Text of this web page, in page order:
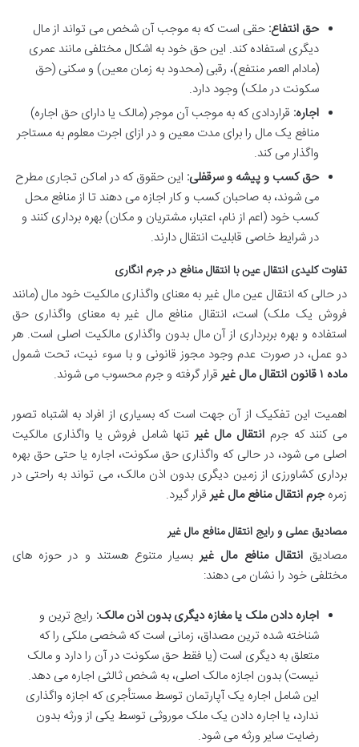
حق انتفاع: حقی است که به موجب آن شخص می تواند از مال
دیگری استفاده کند. این حق خود به اشکال مختلفی مانند عمری
(مادام العمر منتفع)، رقبی (محدود به زمان معین) و سکنی (حق
سکونت در ملک) وجود دارد.
اجاره: قراردادی که به موجب آن موجر (مالک یا دارای حق اجاره)
منافع یک مال را برای مدت معین و در ازای اجرت معلوم به مستاجر
واگذار می کند.
حق کسب و پیشه و سرقفلی: این حقوق که در اماکن تجاری مطرح
می شوند، به صاحبان کسب و کار اجازه می دهند تا از منافع محل
کسب خود (اعم از نام، اعتبار، مشتریان و مکان) بهره برداری کنند و
در شرایط خاصی قابلیت انتقال دارند.
تفاوت کلیدی انتقال عین با انتقال منافع در جرم انگاری
در حالی که انتقال عین مال غیر به معنای واگذاری مالکیت خود مال (مانند
فروش یک ملک) است، انتقال منافع مال غیر به معنای واگذاری حق
استفاده و بهره بربرداری از آن مال بدون واگذاری مالکیت اصلی است. هر
دو عمل، در صورت عدم وجود مجوز قانونی و با سوء نیت، تحت شمول
ماده ۱ قانون انتقال مال غیر
قرار گرفته و جرم محسوب می شوند.
اهمیت این تفکیک از آن جهت است که بسیاری از افراد به اشتباه تصور
می کنند که جرم انتقال مال غیر تنها شامل فروش یا واگذاری مالکیت
اصلی می شود، در حالی که واگذاری حق سکونت، اجاره یا حتی حق بهره
برداری کشاورزی از زمین دیگری بدون اذن مالک، می تواند به راحتی در
زمرهجرم انتقال منافع مال غیر قرار گیرد.
مصادیق عملی و رایج انتقال منافع مال غیر
مصادیقانتقال منافع مال غیربسیار متنوع هستند و در حوزه های
مختلفی خود را نشان می دهند:
اجاره دادن ملک یا مغازه دیگری بدون اذن مالک: رایج ترین و
شناخته شده ترین مصداق، زمانی است که شخصی ملکی را که
متعلق به دیگری است (یا فقط حق سکونت در آن را دارد و مالک
نیست) بدون اجازه مالک اصلی، به شخص ثالثی اجاره می دهد.
این شامل اجاره یک آپارتمان توسط مستأجری که اجازه واگذاری
ندارد، یا اجاره دادن یک ملک موروثی توسط یکی از ورثه بدون
رضایت سایر ورثه می شود.